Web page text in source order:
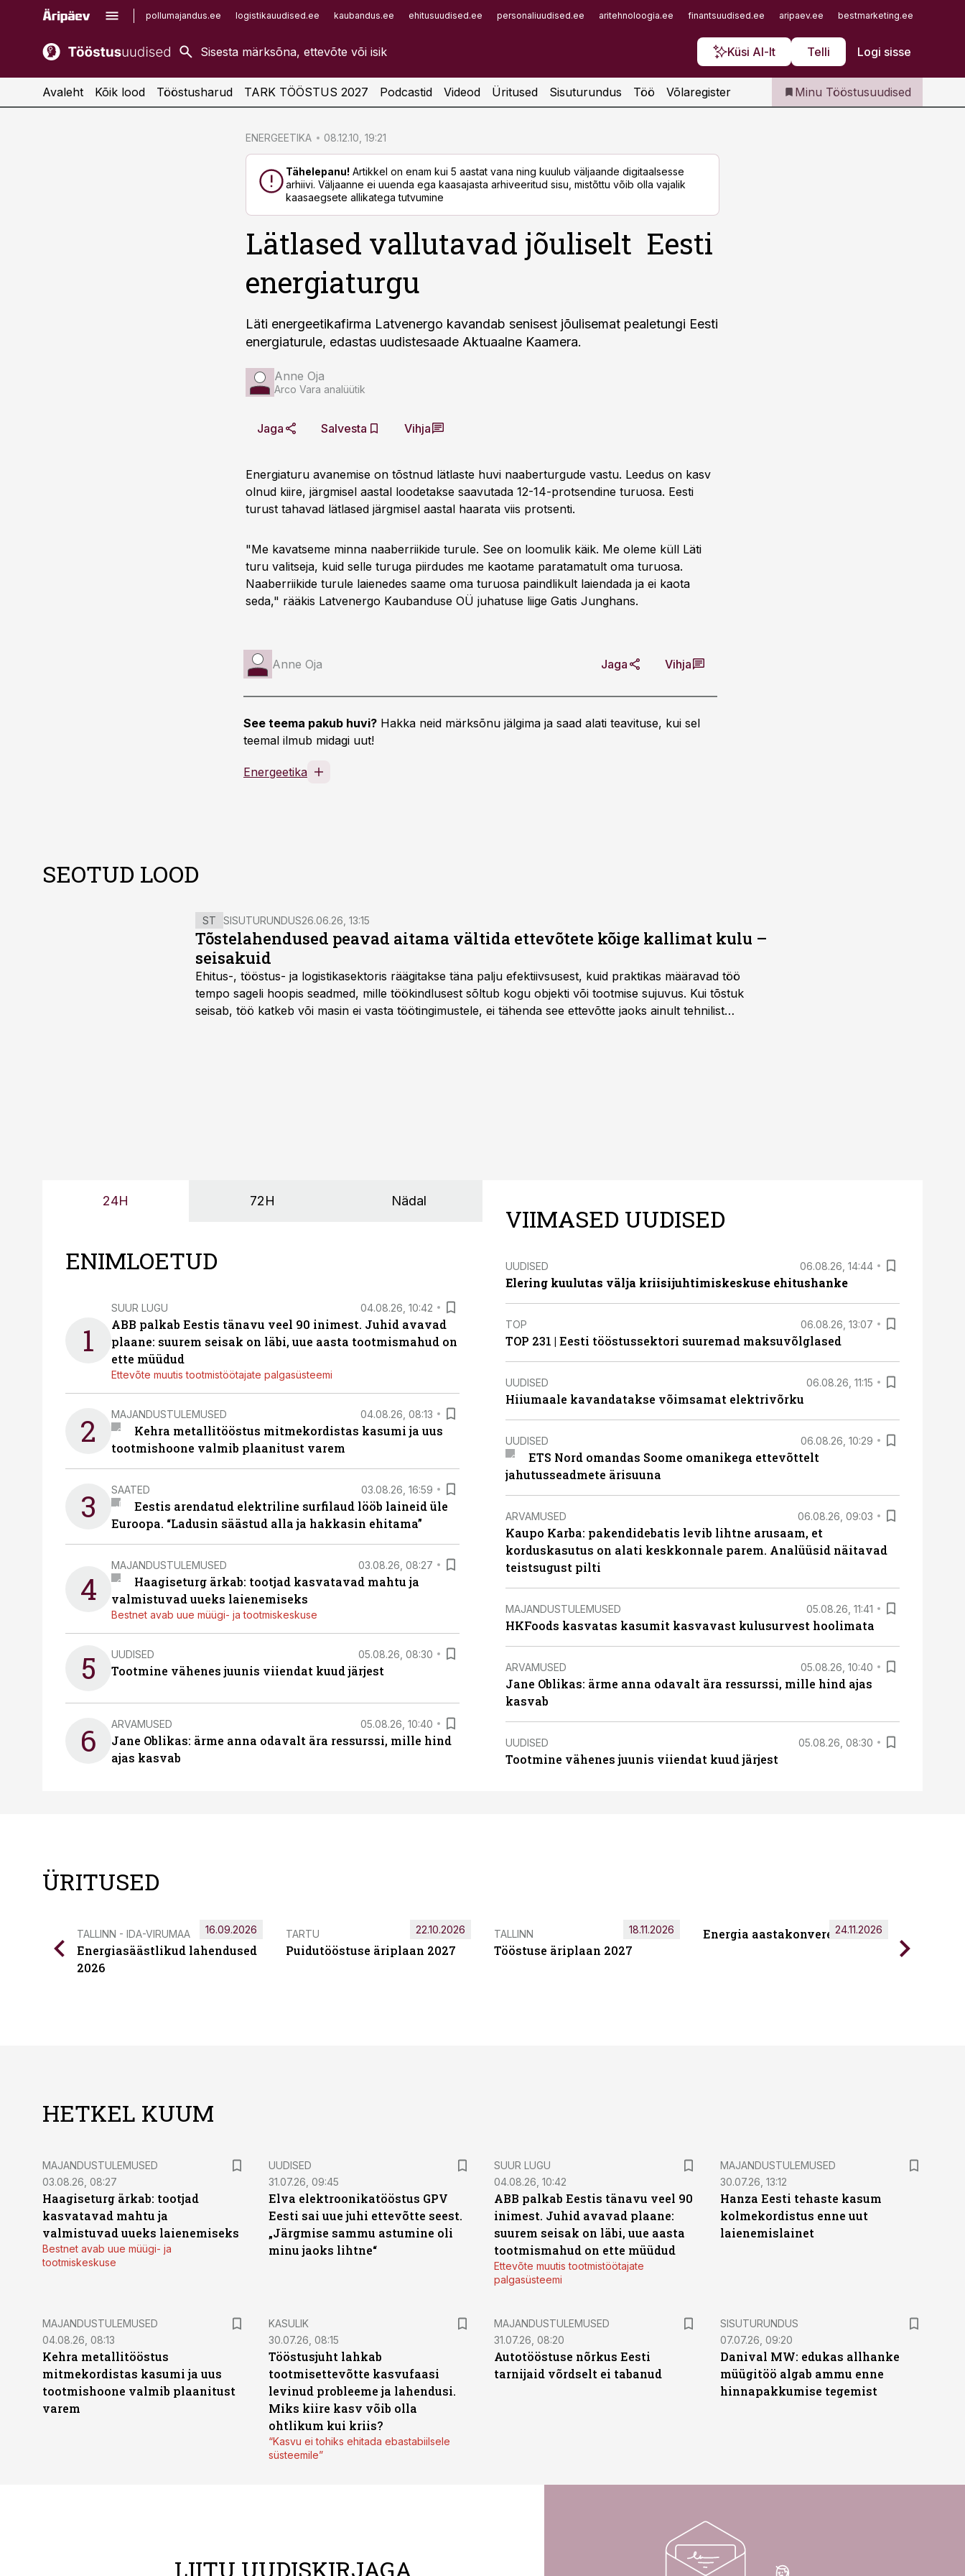
pollumajandus.ee logistikauudised.ee kaubandus.ee ehitusuudised.ee personaliuudised.ee aritehnoloogia.ee finantsuudised.ee aripaev.ee bestmarketing.ee
Küsi AI-lt Telli Logi sisse
kaubandus.ee
kinnisvarauudised.ee
imelineajalugu.ee
Infopank
Iseteenindus
Telli Tööstusuudised
Avaleht Kõik lood Tööstusharud TARK TÖÖSTUS 2027 Podcastid Videod Üritused Sisuturundus Töö Võlaregister Minu Tööstusuudised
ENERGEETIKA 08.12.10, 19:21
Tähelepanu! Artikkel on enam kui 5 aastat vana ning kuulub väljaande digitaalsesse
arhiivi. Väljaanne ei uuenda ega kaasajasta arhiveeritud sisu, mistõttu võib olla vajalik
kaasaegsete allikatega tutvumine
Lätlased vallutavad jõuliselt Eesti
energiaturgu
Läti energeetikafirma Latvenergo kavandab senisest jõulisemat pealetungi Eesti
energiaturule, edastas uudistesaade Aktuaalne Kaamera.
Anne Oja
Arco Vara analüütik
Jaga Salvesta Vihja
Energiaturu avanemise on tõstnud lätlaste huvi naaberturgude vastu. Leedus on kasv
olnud kiire, järgmisel aastal loodetakse saavutada 12-14-protsendine turuosa. Eesti
turust tahavad lätlased järgmisel aastal haarata viis protsenti.
"Me kavatseme minna naaberriikide turule. See on loomulik käik. Me oleme küll Läti
turu valitseja, kuid selle turuga piirdudes me kaotame paratamatult oma turuosa.
Naaberriikide turule laienedes saame oma turuosa paindlikult laiendada ja ei kaota
seda," rääkis Latvenergo Kaubanduse OÜ juhatuse liige Gatis Junghans.
Anne Oja Jaga Vihja
See teema pakub huvi? Hakka neid märksõnu jälgima ja saad alati teavituse, kui sel
teemal ilmub midagi uut!
Energeetika
SEOTUD LOOD
ST SISUTURUNDUS26.06.26, 13:15
Tõstelahendused peavad aitama vältida ettevõtete kõige kallimat kulu –
seisakuid
Ehitus-, tööstus- ja logistikasektoris räägitakse täna palju efektiivsusest, kuid praktikas määravad töö
tempo sageli hoopis seadmed, mille töökindlusest sõltub kogu objekti või tootmise sujuvus. Kui tõstuk
seisab, töö katkeb või masin ei vasta töötingimustele, ei tähenda see ettevõtte jaoks ainult tehnilist
24H 72H Nädal
ENIMLOETUD
1
SUUR LUGU 04.08.26, 10:42
ABB palkab Eestis tänavu veel 90 inimest. Juhid avavad
plaane: suurem seisak on läbi, uue aasta tootmismahud on
ette müüdud
Ettevõte muutis tootmistöötajate palgasüsteemi
2 MAJANDUSTULEMUSED 04.08.26, 08:13
Kehra metallitööstus mitmekordistas kasumi ja uus
tootmishoone valmib plaanitust varem
3 SAATED 03.08.26, 16:59
Eestis arendatud elektriline surfilaud lööb laineid üle
Euroopa. “Ladusin säästud alla ja hakkasin ehitama”
4
MAJANDUSTULEMUSED 03.08.26, 08:27
Haagiseturg ärkab: tootjad kasvatavad mahtu ja
valmistuvad uueks laienemiseks
Bestnet avab uue müügi- ja tootmiskeskuse
5 UUDISED 05.08.26, 08:30
Tootmine vähenes juunis viiendat kuud järjest
6 ARVAMUSED 05.08.26, 10:40
Jane Oblikas: ärme anna odavalt ära ressurssi, mille hind
ajas kasvab
VIIMASED UUDISED
UUDISED 06.08.26, 14:44
Elering kuulutas välja kriisijuhtimiskeskuse ehitushanke
TOP 06.08.26, 13:07
TOP 231 | Eesti tööstussektori suuremad maksuvõlglased
UUDISED 06.08.26, 11:15
Hiiumaale kavandatakse võimsamat elektrivõrku
UUDISED 06.08.26, 10:29
ETS Nord omandas Soome omanikega ettevõttelt
jahutusseadmete ärisuuna
ARVAMUSED 06.08.26, 09:03
Kaupo Karba: pakendidebatis levib lihtne arusaam, et
korduskasutus on alati keskkonnale parem. Analüüsid näitavad
teistsugust pilti
MAJANDUSTULEMUSED 05.08.26, 11:41
HKFoods kasvatas kasumit kasvavast kulusurvest hoolimata
ARVAMUSED 05.08.26, 10:40
Jane Oblikas: ärme anna odavalt ära ressurssi, mille hind ajas
kasvab
UUDISED 05.08.26, 08:30
Tootmine vähenes juunis viiendat kuud järjest
ÜRITUSED
TALLINN - IDA-VIRUMAA
Energiasäästlikud lahendused
2026
16.09.2026 TARTU
Puidutööstuse äriplaan 2027
22.10.2026 TALLINN
Tööstuse äriplaan 2027
18.11.2026 Energia aastakonverents 2026
24.11.2026
HETKEL KUUM
MAJANDUSTULEMUSED
03.08.26, 08:27
Haagiseturg ärkab: tootjad
kasvatavad mahtu ja
valmistuvad uueks laienemiseks
Bestnet avab uue müügi- ja
tootmiskeskuse
UUDISED
31.07.26, 09:45
Elva elektroonikatööstus GPV
Eesti sai uue juhi ettevõtte seest.
„Järgmise sammu astumine oli
minu jaoks lihtne“
SUUR LUGU
04.08.26, 10:42
ABB palkab Eestis tänavu veel 90
inimest. Juhid avavad plaane:
suurem seisak on läbi, uue aasta
tootmismahud on ette müüdud
Ettevõte muutis tootmistöötajate
palgasüsteemi
MAJANDUSTULEMUSED
30.07.26, 13:12
Hanza Eesti tehaste kasum
kolmekordistus enne uut
laienemislainet
MAJANDUSTULEMUSED
04.08.26, 08:13
Kehra metallitööstus
mitmekordistas kasumi ja uus
tootmishoone valmib plaanitust
varem
KASULIK
30.07.26, 08:15
Tööstusjuht lahkab
tootmisettevõtte kasvufaasi
levinud probleeme ja lahendusi.
Miks kiire kasv võib olla
ohtlikum kui kriis?
“Kasvu ei tohiks ehitada ebastabiilsele
süsteemile”
MAJANDUSTULEMUSED
31.07.26, 08:20
Autotööstuse nõrkus Eesti
tarnijaid võrdselt ei tabanud
ST
SISUTURUNDUS
07.07.26, 09:20
Danival MW: edukas allhanke
müügitöö algab ammu enne
hinnapakkumise tegemist
LIITU UUDISKIRJAGA